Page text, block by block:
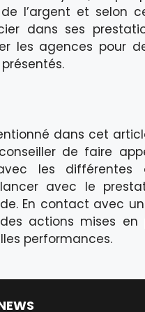
l’argent et selon
dans ses
les agences pour
dans cet
de faire
les différentes
avec le
En contact avec
actions mises
performances.